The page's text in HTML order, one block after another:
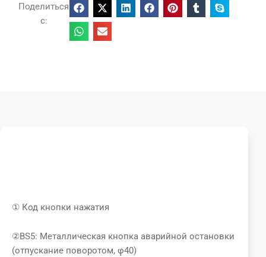
Поделиться
с:
① Код кнопки нажатия
②BS5: Металлическая кнопка аварийной остановки
(отпускание поворотом, φ40)